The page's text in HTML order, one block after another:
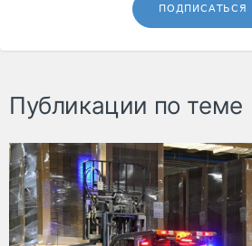
ПОДПИСАТЬСЯ
Публикации по теме